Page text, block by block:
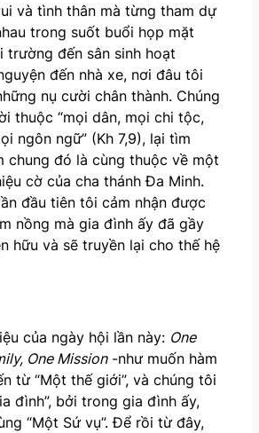
và tình thân mà từng tham dự
trong suốt buổi họp mặt
trường đến sân sinh hoạt
đến nhà xe, nơi đâu tôi
nụ cười chân thành. Chúng
thuộc “mọi dân, mọi chi tộc,
ngôn ngữ” (Kh 7,9), lại tìm
chung đó là cùng thuộc về một
cờ của cha thánh Đa Minh.
đầu tiên tôi cảm nhận được
nồng mà gia đình ấy đã gầy
hữu và sẽ truyền lại cho thế hệ
của ngày hội lần này: One
One Mission-như muốn hàm
từ “Một thế giới”, và chúng tôi
đình”, bởi trong gia đình ấy,
“Một Sứ vụ”. Để rồi từ đây,